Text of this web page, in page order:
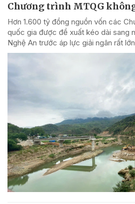
Chương trình MTQG
Hơn 1.600 tỷ đồng nguồn vốn các
quốc gia được đề xuất kéo dài sang
Nghệ An trước áp lực giải ngân rất